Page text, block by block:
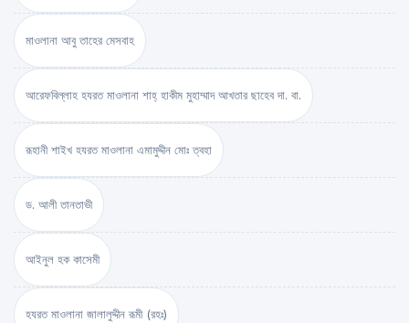
মাওলানা আবু তাহের মেসবাহ
আরেফবিল্লাহ হযরত মাওলানা শাহ্ হাকীম মুহাম্মাদ আখতার ছাহেব দা. বা.
রূহানী শাইখ হযরত মাওলানা এমামুদ্দীন মোঃ ত্বহা
ড. আলী তানতাভী
আইনুল হক কাসেমী
হযরত মাওলানা জালালুদ্দীন রূমী (রহঃ)